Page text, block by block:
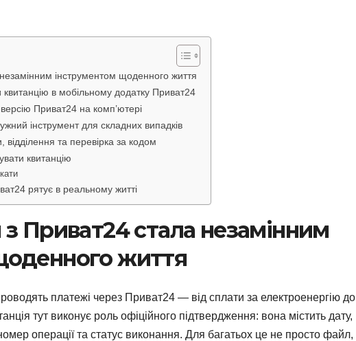
інструментом щоденного життя
квитанцію в мобільному додатку Приват24
Приват24 на комп’ютері
інструмент для складних випадків
та перевірка за кодом
квитанцію
рятує в реальному житті
Приват24 стала незамінним
життя
платежі через Приват24 — від сплати за електроенергію до
тут виконує роль офіційного підтвердження: вона містить дату,
операції та статус виконання. Для багатьох це не просто файл,